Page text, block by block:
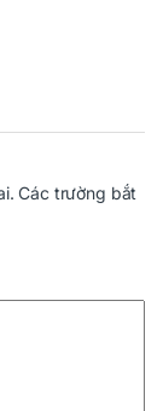
Các trường bắt